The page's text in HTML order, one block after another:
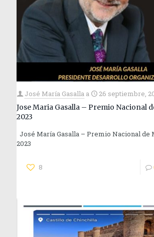
José María Gasalla a
26 septiembre,
Jose Maria Gasalla – Premio Nacional
2023
José María Gasalla – Premio Nacional de
2023
8